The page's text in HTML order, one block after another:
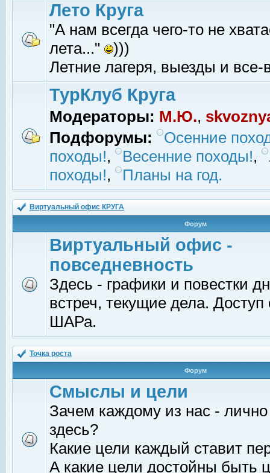
Лето Круга
"А нам всегда чего-то не
лета..."
)))
Летние лагеря, выезды и все-
ТурКлуб Круга
Модераторы: М.Ю.,
Подфорумы:
Осенние
походы!, Весенние походы!,
походы!, Планы на год.
Виртуальный офис КРУГА
Форум
Виртуальный офис -
повседневность
Здесь - графики и повестки
встреч, текущие дела.
ШАРа.
Точка роста
Форум
Смыслы и цели
Зачем каждому из нас -
здесь?
Какие цели каждый ставит
А какие цели достойны быть